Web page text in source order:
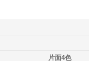
片面4色